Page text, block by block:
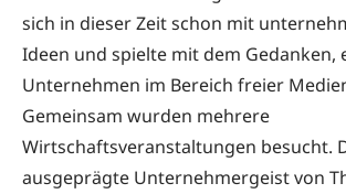
sich in dieser Zeit schon mit
Ideen und spielte mit dem Gedanken,
Unternehmen im Bereich freier
Gemeinsam wurden mehrere
Wirtschaftsveranstaltungen besucht.
ausgeprägte Unternehmergeist von